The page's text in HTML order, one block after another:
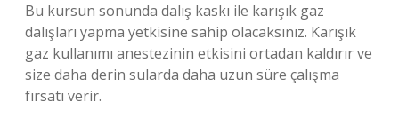
Bu kursun sonunda dalış kaskı ile karışık gaz
dalışları yapma yetkisine sahip olacaksınız. Karışık
gaz kullanımı anestezinin etkisini ortadan kaldırır ve
size daha derin sularda daha uzun süre çalışma
fırsatı verir.